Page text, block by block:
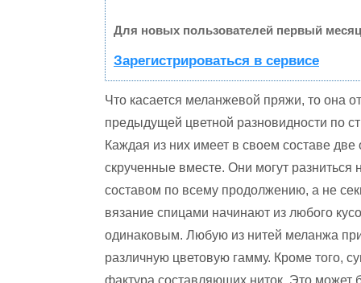
Для новых пользователей первый
Зарегистрироваться в сервисе
Что касается меланжевой пряжи, то она
предыдущей цветной разновидности по
Каждая из них имеет в своем составе две
скрученные вместе. Они могут разниться
составом по всему продолжению, а не
вязание спицами начинают из любого
одинаковым. Любую из нитей меланжа
различную цветовую гамму. Кроме того,
фактура составляющих ниток. Это может